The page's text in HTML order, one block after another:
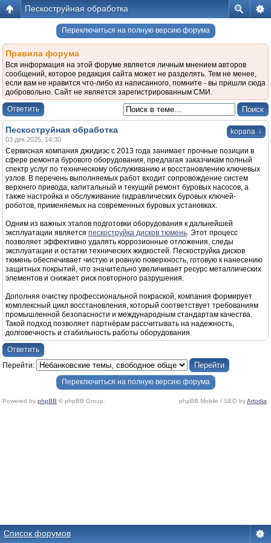
Пескоструйная обработка
Переключиться на полную версию форума
Правила форума
Вся информация на этой форуме является личным мнением авторов
сообщений, которое редакция сайта может не разделять. Тем не менее,
если вам не нравится что-либо из написанного, помните - вы пришли сюда
добровольно. Сайт не является зарегистрированным СМИ.
Ответить
kopana ↓
Пескоструйная обработка
03 дек 2025, 14:30
Сервисная компания джидиэс с 2013 года занимает прочные позиции в
сфере ремонта бурового оборудования, предлагая заказчикам полный
спектр услуг по техническому обслуживанию и восстановлению ключевых
узлов. В перечень выполняемых работ входит сопровождение систем
верхнего привода, капитальный и текущий ремонт буровых насосов, а
также настройка и обслуживание гидравлических буровых ключей-
роботов, применяемых на современных буровых установках.
Одним из важных этапов подготовки оборудования к дальнейшей
эксплуатации является пескоструйка дисков тюмень. Этот процесс
позволяет эффективно удалять коррозионные отложения, следы
эксплуатации и остатки технических жидкостей. Пескоструйка дисков
тюмень обеспечивает чистую и ровную поверхность, готовую к нанесению
защитных покрытий, что значительно увеличивает ресурс металлических
элементов и снижает риск повторного разрушения.
Дополняя очистку профессиональной покраской, компания формирует
комплексный цикл восстановления, который соответствует требованиям
промышленной безопасности и международным стандартам качества.
Такой подход позволяет партнёрам рассчитывать на надежность,
долговечность и стабильность работы оборудования.
Ответить
Перейти:
Переключиться на полную версию форума
Powered by phpBB © phpBB Group. phpBB Mobile / SEO byArtodia
Список форумов